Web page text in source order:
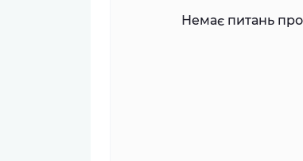
Немає питань